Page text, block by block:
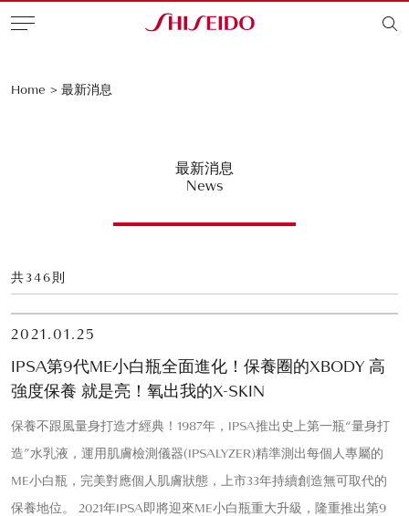
Home > 最新消息
最新消息
News
共346 則
2021.01.25
IPSA第9代ME小白瓶全面進化！保養圈的XBODY 高
強度保養 就是亮！氧出我的X-SKIN
保養不跟風量身打造才經典！1987年，IPSA推出史上第一瓶“量身打
造”水乳液，運用肌膚檢測儀器(IPSALYZER)精準測出每個人專屬的
ME小白瓶，完美對應個人肌膚狀態，上市33年持續創造無可取代的
保養地位。 2021年IPSA即將迎來ME小白瓶重大升級，隆重推出第9